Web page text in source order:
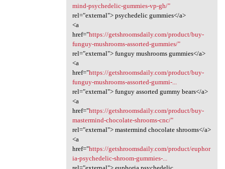
mind-psychedelic-gummies-vp-gh/"
rel="external"> psychedelic gummies</a>
<a
href="https://getshroomsdaily.com/product/buy-
funguy-mushrooms-assorted-gummies/"
rel="external"> funguy mushrooms gummies</a>
<a
href="https://getshroomsdaily.com/product/buy-
funguy-mushrooms-assorted-gummi-...
rel="external"> funguy assorted gummy bears</a>
<a
href="https://getshroomsdaily.com/product/buy-
mastermind-chocolate-shrooms-cnc/"
rel="external"> mastermind chocolate shrooms</a>
<a
href="https://getshroomsdaily.com/product/euphor
ia-psychedelic-shroom-gummies-...